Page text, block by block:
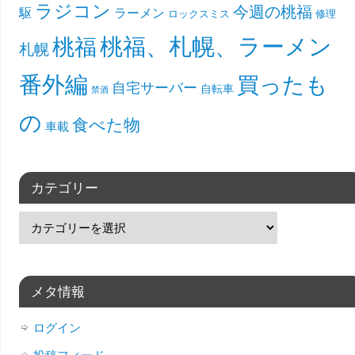
駆 ラジコン ラーメン ロックスミス 今週の桃福 修理
札幌桃福桃福、札幌、ラーメン
番外編 禁酒 自宅サーバー 自転車 買ったも
の 車載 食べた物
カテゴリー
メタ情報
ログイン